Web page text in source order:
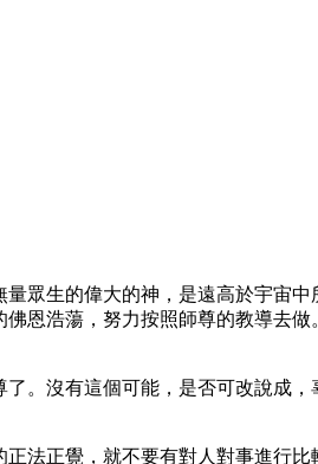
眾生的偉大的神，是遠高於宇宙
恩浩蕩，努力按照師尊的教導去
。沒有這個可能，是否可改說成
法正覺，就不要有對人對事進行